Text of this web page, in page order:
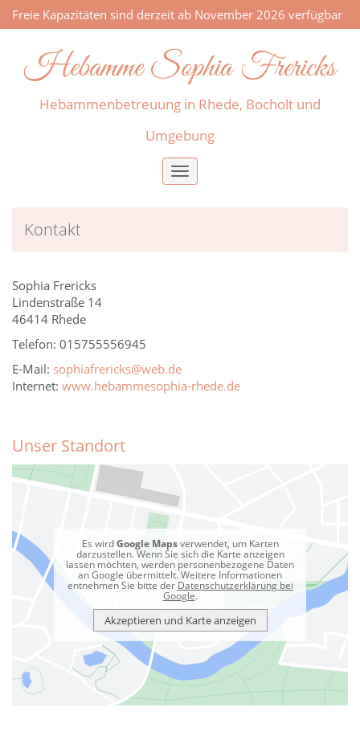
Freie Kapazitäten sind derzeit ab November 2026 verfügbar
Hebamme Sophia Frericks
Hebammenbetreuung in Rhede, Bocholt und
Umgebung
Toggle
Kontakt
Sophia Frericks
Lindenstraße 14
46414 Rhede
Telefon: 015755556945
E-Mail: sophiafrericks@web.de
Internet: www.hebammesophia-rhede.de
Unser Standort
Es wirdGoogle Mapsverwendet, um Karten
darzustellen. Wenn Sie sich die Karte anzeigen
lassen möchten, werden personenbezogene Daten
an Google übermittelt. Weitere Informationen
entnehmen Sie bitte der Datenschutzerklärung bei
Google.
Akzeptieren und Karte anzeigen